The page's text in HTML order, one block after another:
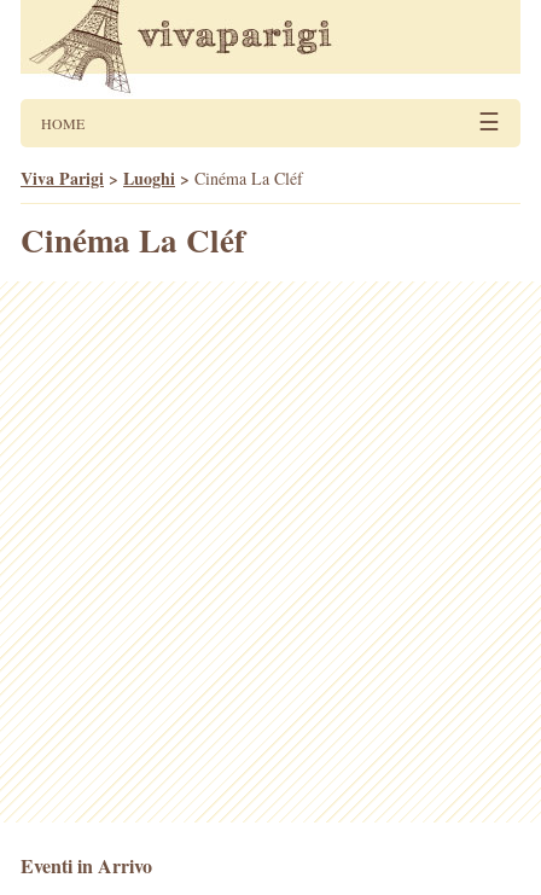
HOME ☰
Viva Parigi > Luoghi > Cinéma La Cléf
Cinéma La Cléf
Eventi in Arrivo